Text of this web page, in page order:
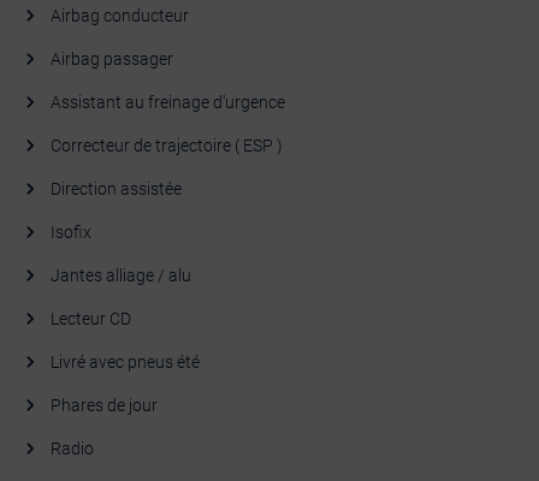
Airbag conducteur
Airbag passager
Assistant au freinage d'urgence
Correcteur de trajectoire ( ESP )
Direction assistée
Isofix
Jantes alliage / alu
Lecteur CD
Livré avec pneus été
Phares de jour
Radio